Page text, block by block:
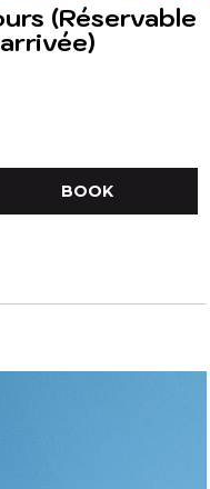
(Réservable
BOOK